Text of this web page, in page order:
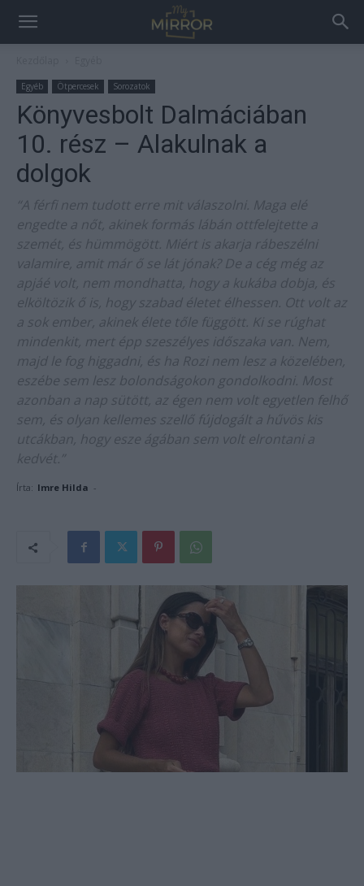
Egyéb Ötpercesek Sorozatok
Könyvesbolt Dalmáciában
10. rész – Alakulnak a
dolgok
“A férfi nem tudott erre mit válaszolni. Maga elé
engedte a nőt, akinek formás lábán ottfelejtette a
szemét, és hümmögött. Miért is akarja rábeszélni
valamire, amit már ő se lát jónak? De a cég még az
apjáé volt, nem mondhatta, hogy a kukába dobja, és
elköltözik ő is, hogy szabad életet élhessen. Ott volt az
a sok ember, akinek élete tőle függött. Ki se rúghat
mindenkit, mert épp szeszélyes időszaka van. Nem,
majd le fog higgadni, és ha Rozi nem lesz a közelében,
eszébe sem lesz bolondságokon gondolkodni. Most
azonban a nap sütött, az égen nem volt egyetlen felhő
sem, és olyan kellemes szellő fújdogált a hűvös kis
utcákban, hogy esze ágában sem volt elrontani a
kedvét.”
Írta: Imre Hilda -